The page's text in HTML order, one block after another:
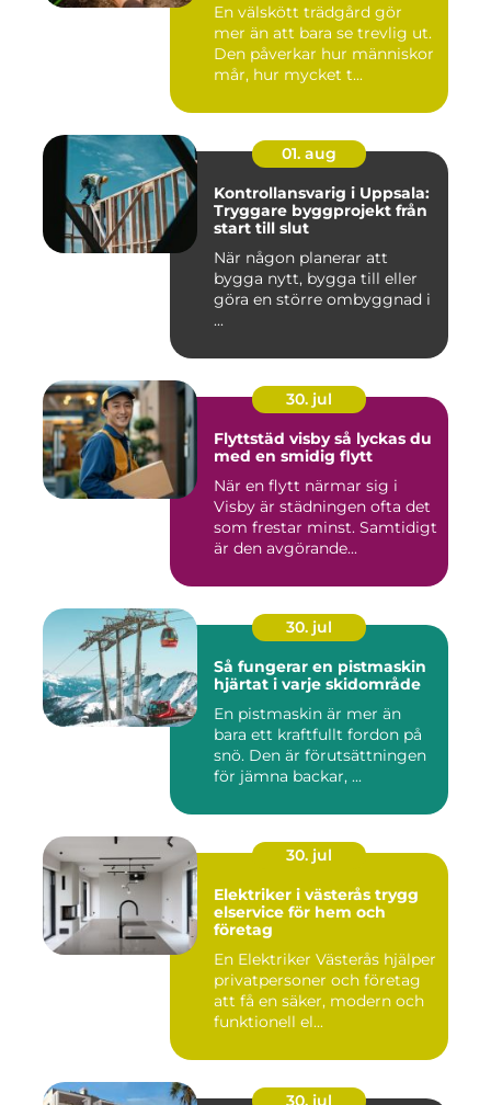
En välskött trädgård gör
mer än att bara se trevlig ut.
Den påverkar hur människor
mår, hur mycket t...
01. aug
Kontrollansvarig i Uppsala:
Tryggare byggprojekt från
start till slut
När någon planerar att
bygga nytt, bygga till eller
göra en större ombyggnad i
...
30. jul
Flyttstäd visby så lyckas du
med en smidig flytt
När en flytt närmar sig i
Visby är städningen ofta det
som frestar minst. Samtidigt
är den avgörande...
30. jul
Så fungerar en pistmaskin
hjärtat i varje skidområde
En pistmaskin är mer än
bara ett kraftfullt fordon på
snö. Den är förutsättningen
för jämna backar, ...
30. jul
Elektriker i västerås trygg
elservice för hem och
företag
En Elektriker Västerås hjälper
privatpersoner och företag
att få en säker, modern och
funktionell el...
30. jul